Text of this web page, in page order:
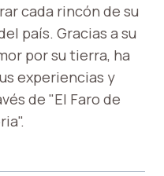
cada rincón de su
país. Gracias a su
por su tierra, ha
experiencias y
de "El Faro de